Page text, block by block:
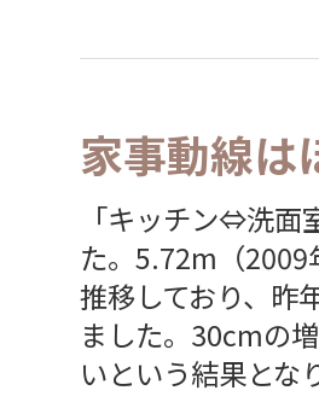
家事動線は
「キッチン⇔洗
た。5.72m（
推移しており、昨
ました。30cmの
いという結果とな